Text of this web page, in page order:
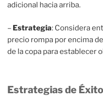
adicional hacia arriba.
– Estrategia: Considera
precio rompa por encima
de la copa para establecer
Estrategias de